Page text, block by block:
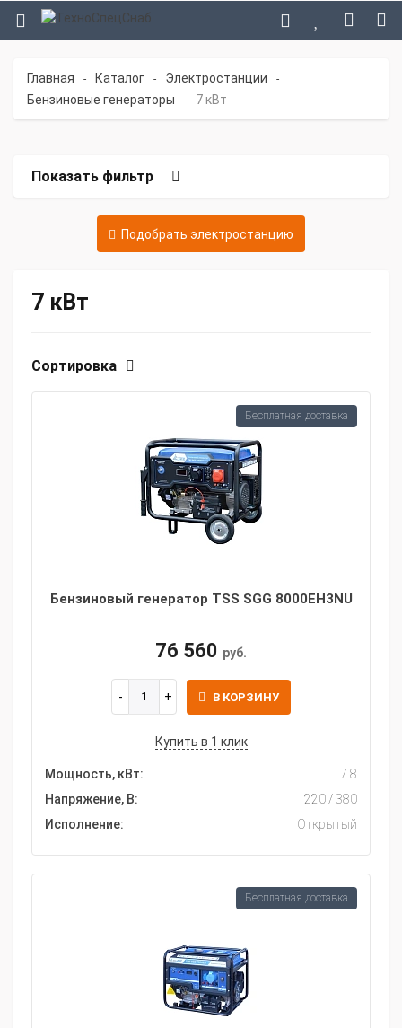
Главная - Каталог - Электростанции -
Бензиновые генераторы - 7 кВт
Показать фильтр
Подобрать электростанцию
7 кВт
Сортировка
Бензиновый генератор TSS SGG 8000EH3NU
76 560 руб.
В КОРЗИНУ
Купить в 1 клик
Мощность, кВт:
7.8
Напряжение, В:
220 / 380
Исполнение:
Открытый
Бесплатная доставка
Бесплатная доставка